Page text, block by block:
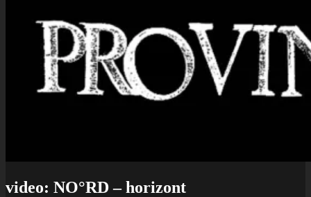
video: NO°RD – horizont